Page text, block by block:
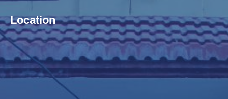
Location